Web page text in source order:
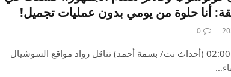
أنا حلوة من يومي بدون عمليات تجميل!
0
الأحد ، 28 ابريل 2024 الساعة 02:00 (أحداث نت/ بسمة أحمد) تناقل رواد مواقع السوشيال